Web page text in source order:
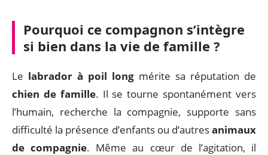
Pourquoi ce compagnon s’intègre
si bien dans la vie de famille ?
Le labrador à poil long mérite sa réputation de
chien de famille. Il se tourne spontanément vers
l’humain, recherche la compagnie, supporte sans
difficulté la présence d’enfants ou d’autresanimaux
de compagnie. Même au cœur de l’agitation, il